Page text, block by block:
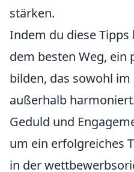
stärken.
Indem du diese
dem besten Weg, ein
bilden, das sowohl im
außerhalb
Geduld und
um ein erfolgreiches
in der